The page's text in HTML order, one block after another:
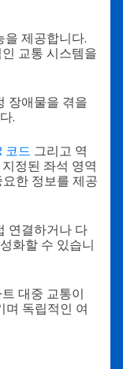
제공합니다.
교통 시스템을
장애물을 겪을
.
코드 그리고 역
정된 좌석 영역
한 정보를 제공
연결하거나 다
화할 수 있습니
대중 교통이
며 독립적인 여